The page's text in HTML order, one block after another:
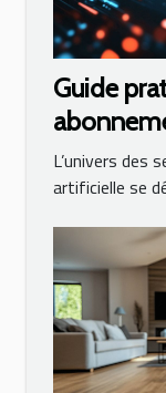
Guide
L’univers des
artificielle se